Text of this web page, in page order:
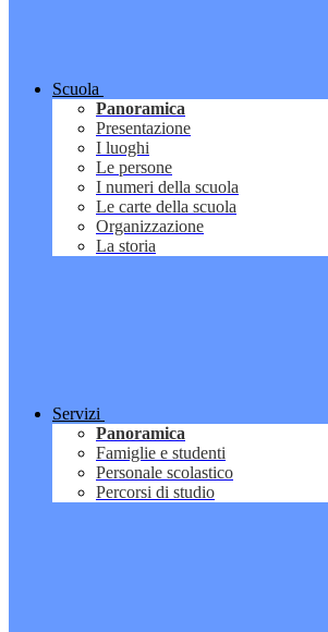
Scuola
Panoramica
Presentazione
I luoghi
Le persone
I numeri della scuola
Le carte della scuola
Organizzazione
La storia
Servizi
Panoramica
Famiglie e studenti
Personale scolastico
Percorsi di studio